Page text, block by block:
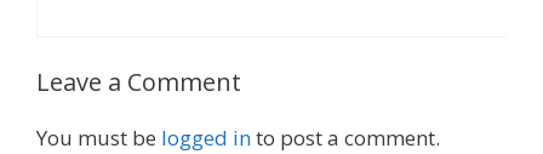
Leave a Comment
You must be logged into post a comment.